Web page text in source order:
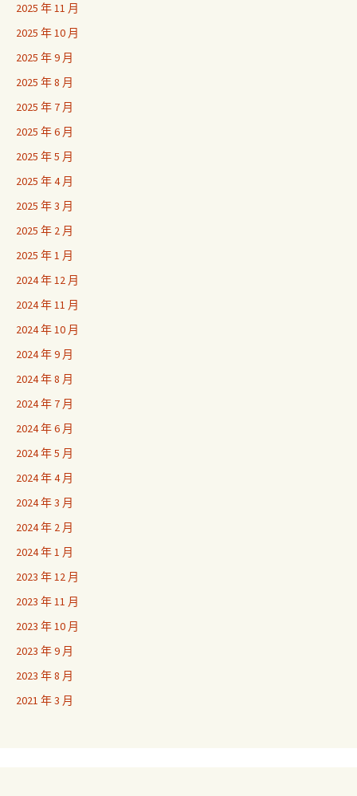
2025 年 11 月
2025 年 10 月
2025 年 9 月
2025 年 8 月
2025 年 7 月
2025 年 6 月
2025 年 5 月
2025 年 4 月
2025 年 3 月
2025 年 2 月
2025 年 1 月
2024 年 12 月
2024 年 11 月
2024 年 10 月
2024 年 9 月
2024 年 8 月
2024 年 7 月
2024 年 6 月
2024 年 5 月
2024 年 4 月
2024 年 3 月
2024 年 2 月
2024 年 1 月
2023 年 12 月
2023 年 11 月
2023 年 10 月
2023 年 9 月
2023 年 8 月
2021 年 3 月